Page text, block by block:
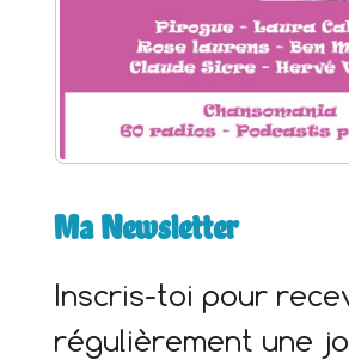
Ma Newsletter
Inscris-toi pour
régulièrement une